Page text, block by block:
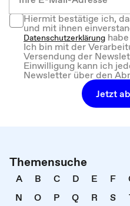
Hiermit bestätige ich,
und mit ihnen
Datenschutzerklärung
Ich bin mit der
Versendung der
Einwilligung kann ich
Newsletter über den
Jetzt
Themensuche
A B C D E F
N
O P Q R S